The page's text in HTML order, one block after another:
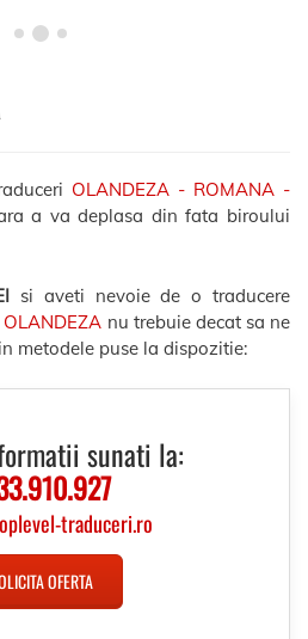
OLANDEZA - ROMANA -
a va deplasa din fata biroului
si aveti nevoie de o traducere
nu trebuie decat sa ne
metodele puse la dispozitie:
sunati la:
traduceri.ro
OFERTA